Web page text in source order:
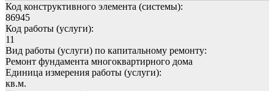
Код конструктивного элемента (системы):
86945
Код работы (услуги):
11
Вид работы (услуги) по капитальному ремонту:
Ремонт фундамента многоквартирного дома
Единица измерения работы (услуги):
кв.м.